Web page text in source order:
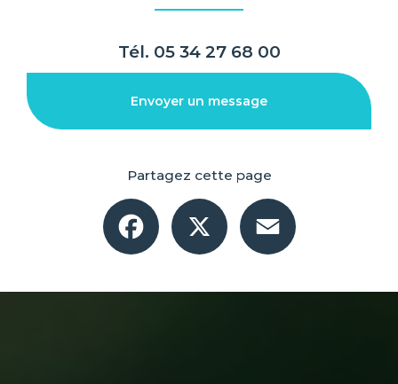
Tél. 05 34 27 68 00
Envoyer un message
Partagez cette page
Facebook